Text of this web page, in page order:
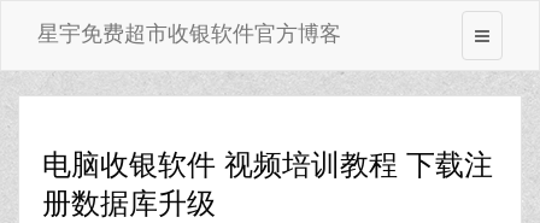
星宇免费超市收银软件官方博客
电脑收银软件 视频培训教程 下载注
册数据库升级